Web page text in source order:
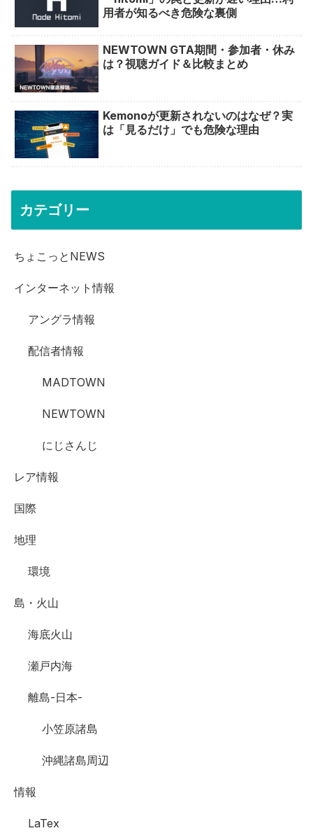
用者が知るべき危険な裏側
NEWTOWN GTA期間・参加者・休み
は？視聴ガイド＆比較まとめ
Kemonoが更新されないのはなぜ？実
は「見るだけ」でも危険な理由
カテゴリー
ちょこっとNEWS
インターネット情報
アングラ情報
配信者情報
MADTOWN
NEWTOWN
にじさんじ
レア情報
国際
地理
環境
島・火山
海底火山
瀬戸内海
離島-日本-
小笠原諸島
沖縄諸島周辺
情報
LaTex